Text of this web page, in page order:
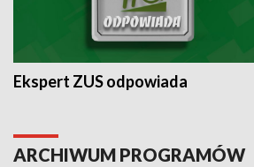
Ekspert ZUS odpowiada
ARCHIWUM PROGRAMÓW